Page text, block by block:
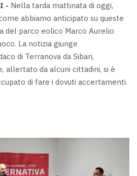
- Nella tarda mattinata di oggi,
abbiamo anticipato su queste
del parco eolico Marco Aurelio
La notizia giunge
di Terranova da Sibari,
allertato da alcuni cittadini, si è
di fare i dovuti accertamenti.